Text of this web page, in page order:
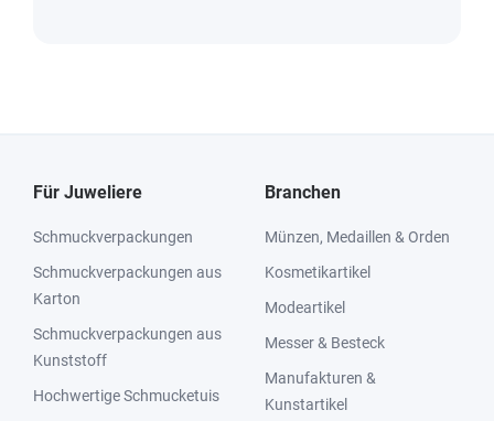
Für Juweliere
Schmuckverpackungen
Schmuckverpackungen aus
Karton
Schmuckverpackungen aus
Kunststoff
Hochwertige Schmucketuis
Branchen
Münzen, Medaillen & Orden
Kosmetikartikel
Modeartikel
Messer & Besteck
Manufakturen &
Kunstartikel